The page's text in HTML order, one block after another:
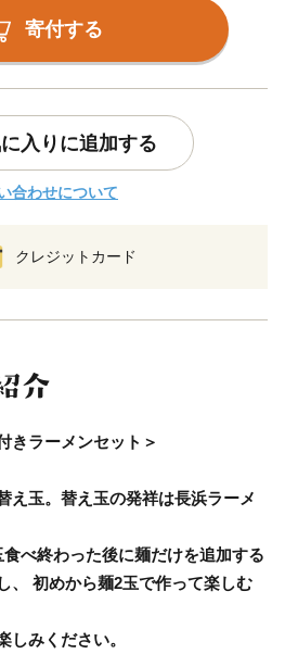
寄付する
入りに追加する
合わせについて
クレジットカード
きラーメンセット＞
え玉。替え玉の発祥は長浜ラーメ
べ終わった後に麺だけを追加する
、 初めから麺2玉で作って楽しむ
しみください。